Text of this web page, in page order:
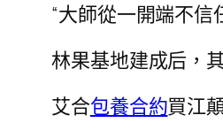
“大師從一開端不信
林果基地建成后，
艾合包養合約買江